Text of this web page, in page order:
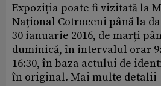
Expoziția poate fi vizitată la
Național Cotroceni până la
30 ianuarie 2016, de marți
duminică, în intervalul orar
16:30, în baza actului de
în original. Mai multe detalii